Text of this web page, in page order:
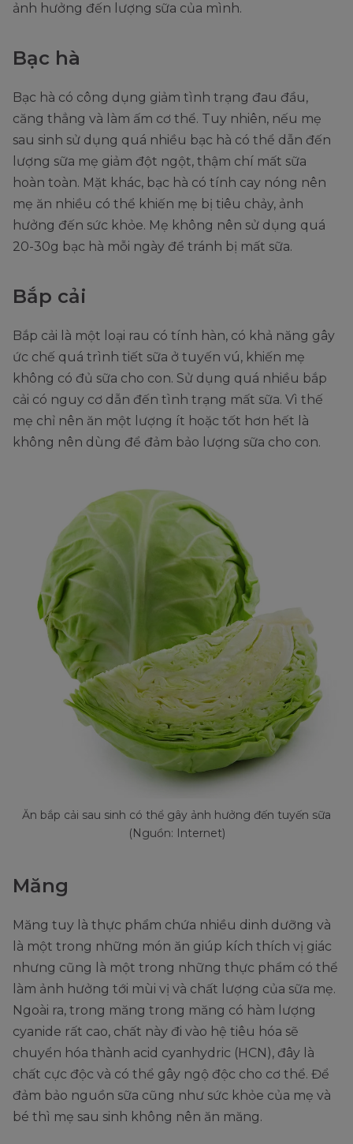
ảnh hưởng đến lượng sữa của mình.
Bạc hà
Bạc hà có công dụng giảm tình trạng đau đầu,
căng thẳng và làm ấm cơ thể. Tuy nhiên, nếu mẹ
sau sinh sử dụng quá nhiều bạc hà có thể dẫn đến
lượng sữa mẹ giảm đột ngột, thậm chí mất sữa
hoàn toàn. Mặt khác, bạc hà có tính cay nóng nên
mẹ ăn nhiều có thể khiến mẹ bị tiêu chảy, ảnh
hưởng đến sức khỏe. Mẹ không nên sử dụng quá
20-30g bạc hà mỗi ngày để tránh bị mất sữa.
Bắp cải
Bắp cải là một loại rau có tính hàn, có khả năng gây
ức chế quá trình tiết sữa ở tuyến vú, khiến mẹ
không có đủ sữa cho con. Sử dụng quá nhiều bắp
cải có nguy cơ dẫn đến tình trạng mất sữa. Vì thế
mẹ chỉ nên ăn một lượng ít hoặc tốt hơn hết là
không nên dùng để đảm bảo lượng sữa cho con.
Ăn bắp cải sau sinh có thể gây ảnh hưởng đến tuyến sữa
(Nguồn: Internet)
Măng
Măng tuy là thực phẩm chứa nhiều dinh dưỡng và
là một trong những món ăn giúp kích thích vị giác
nhưng cũng là một trong những thực phẩm có thể
làm ảnh hưởng tới mùi vị và chất lượng của sữa mẹ.
Ngoài ra, trong măng trong măng có hàm lượng
cyanide rất cao, chất này đi vào hệ tiêu hóa sẽ
chuyển hóa thành acid cyanhydric (HCN), đây là
chất cực độc và có thể gây ngộ độc cho cơ thể. Để
đảm bảo nguồn sữa cũng như sức khỏe của mẹ và
bé thì mẹ sau sinh không nên ăn măng.